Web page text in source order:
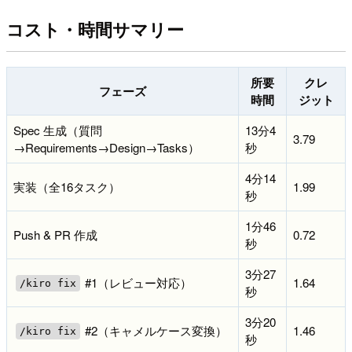
コスト・時間サマリー
フェーズ
所要
時間
クレ
ジット
Spec 生成（質問
→Requirements→Design→Tasks）
13分4
秒
3.79
実装（全16タスク）
4分14
秒
1.99
Push & PR 作成
1分46
秒
0.72
/kiro fix #1（レビュー対応）
3分27
秒
1.64
/kiro fix #2（キャメルケース変換）
3分20
秒
1.46